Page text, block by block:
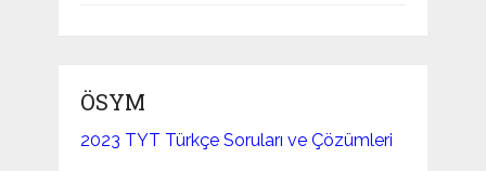
ÖSYM
2023 TYT Türkçe Soruları ve Çözümleri